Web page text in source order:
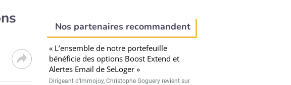
Nos partenaires recommandent
« L’ensemble de notre portefeuille
bénéficie des options Boost Extend et
Alertes Email de SeLoger »
Dirigeant d’Immojoy, Christophe Goguery revient sur